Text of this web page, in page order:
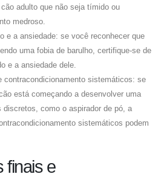
adulto que não seja tímido ou
medroso.
e a ansiedade: se você reconhecer que
uma fobia de barulho, certifique-se de
e a ansiedade dele.
contracondicionamento sistemáticos: se
está começando a desenvolver uma
discretos, como o aspirador de pó, a
sistemáticos podem
finais e